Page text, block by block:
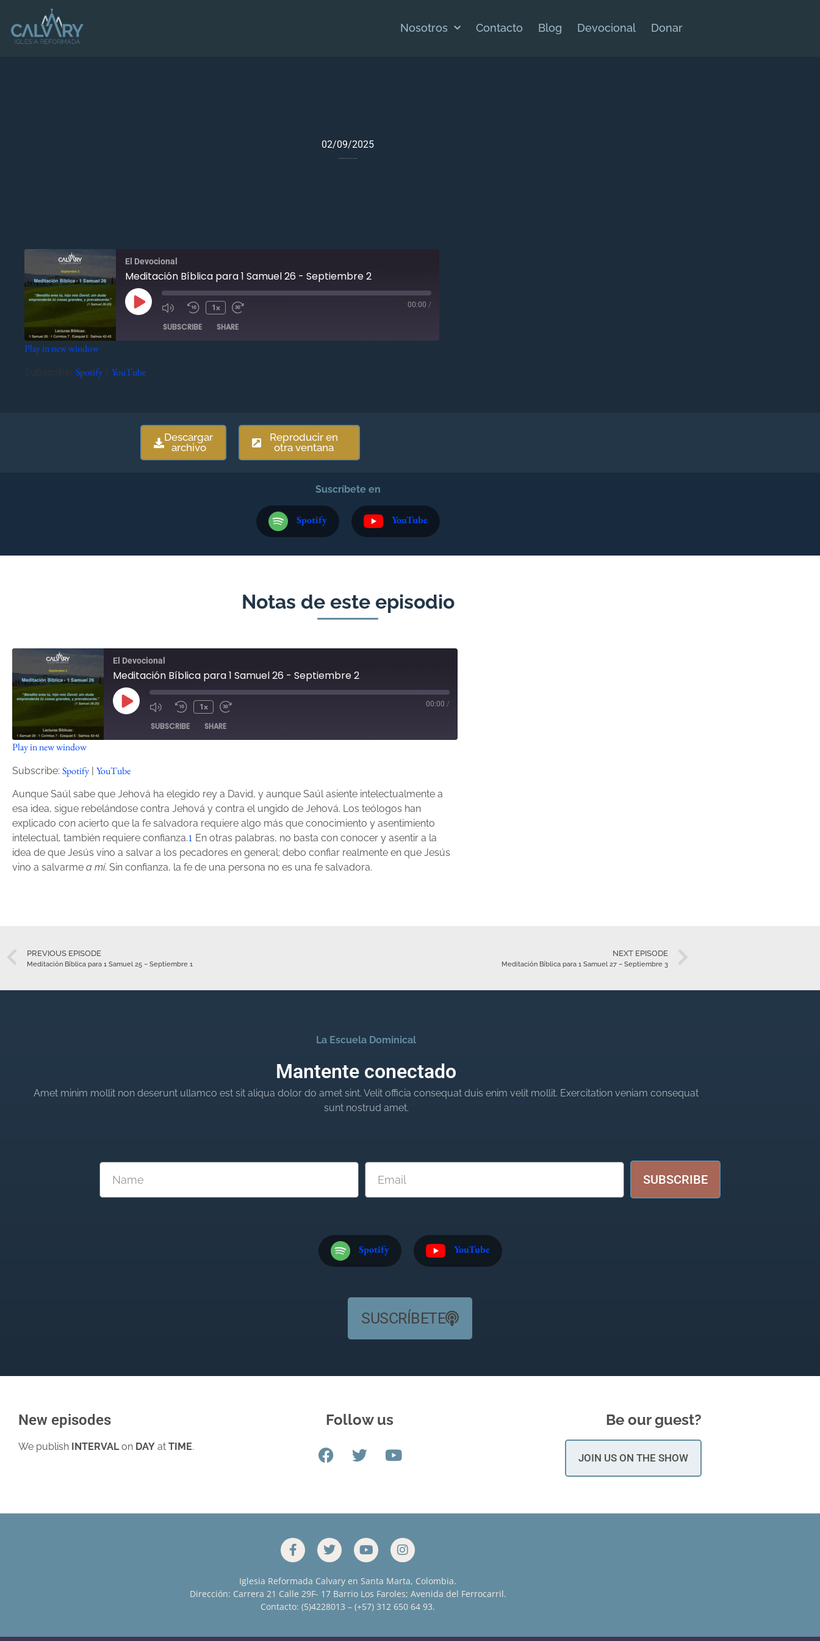
Nosotros Contacto Blog Devocional Donar
02/09/2025
El Devocional
Meditación Bíblica para 1 Samuel 26 - Septiembre 2
1x 00:00 /
SUBSCRIBE SHARE
Play in new window
Spotify YouTube
Descargar
archivo
Reproducir en
otra ventana
Suscríbete en
Spotify YouTube
Notas de este episodio
El Devocional
Meditación Bíblica para 1 Samuel 26 - Septiembre 2
1x 00:00 /
SUBSCRIBE SHARE
Spotify
RSS FEED
SHARE
LINK
EMBED
Play in new window
Subscribe: Spotify | YouTube
Aunque Saúl sabe que Jehová ha elegido rey a David, y aunque Saúl asiente intelectualmente a
esa idea, sigue rebelándose contra Jehová y contra el ungido de Jehová. Los teólogos han
explicado con acierto que la fe salvadora requiere algo más que conocimiento y asentimiento
intelectual, también requiere confianza.1 En otras palabras, no basta con conocer y asentir a la
idea de que Jesús vino a salvar a los pecadores en general; debo confiar realmente en que Jesús
vino a salvarme a mí. Sin confianza, la fe de una persona no es una fe salvadora.
PREVIOUS EPISODE
Meditación Bíblica para 1 Samuel 25 – Septiembre 1
NEXT EPISODE
Meditación Bíblica para 1 Samuel 27 – Septiembre 3
La Escuela Dominical
Mantente conectado
Amet minim mollit non deserunt ullamco est sit aliqua dolor do amet sint. Velit officia consequat duis enim velit mollit. Exercitation veniam consequat
sunt nostrud amet.
SUBSCRIBE
Spotify YouTube
SUSCRÍBETE
New episodes
We publish INTERVALon DAY at TIME.
Follow us Be our guest?
JOIN US ON THE SHOW
Iglesia Reformada Calvary en Santa Marta, Colombia.
Dirección: Carrera 21 Calle 29F- 17 Barrio Los Faroles; Avenida del Ferrocarril.
Contacto: (5)4228013 – (+57) 312 650 64 93.